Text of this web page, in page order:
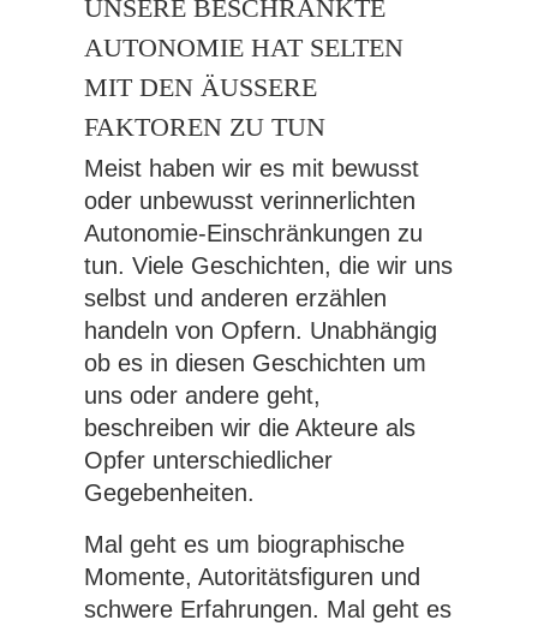
UNSERE BESCHRÄNKTE
AUTONOMIE HAT SELTEN
MIT DEN ÄUSSERE F
AKTOREN ZU TUN
Meist haben wir es mit bewusst
oder unbewusst verinnerlichten
Autonomie-Einschränkungen zu
tun. Viele Geschichten, die wir uns
selbst und anderen erzählen
handeln von Opfern. Unabhängig
ob es in diesen Geschichten um
uns oder andere geht,
beschreiben wir die Akteure als
Opfer unterschiedlicher
Gegebenheiten.
Mal geht es um biographische
Momente, Autoritätsfiguren und
schwere Erfahrungen. Mal geht es